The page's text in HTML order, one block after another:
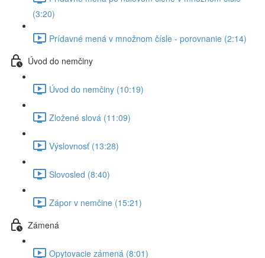
(3:20)
Prídavné mená v množnom čísle - porovnanie (2:14)
Úvod do nemčiny
Úvod do nemčiny (10:19)
Zložené slová (11:09)
Výslovnosť (13:28)
Slovosled (8:40)
Zápor v nemčine (15:21)
Zámená
Opytovacie zámená (8:01)